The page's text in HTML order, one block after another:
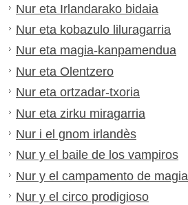
Nur eta Irlandarako bidaia
Nur eta kobazulo liluragarria
Nur eta magia-kanpamendua
Nur eta Olentzero
Nur eta ortzadar-txoria
Nur eta zirku miragarria
Nur i el gnom irlandès
Nur y el baile de los vampiros
Nur y el campamento de magia
Nur y el circo prodigioso